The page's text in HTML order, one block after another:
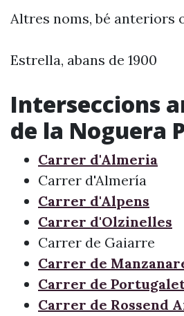
Altres noms, bé anteriors
Estrella, abans de 1900
Interseccions
de la Noguera
Carrer d'Almeria
Carrer d'Almería
Carrer d'Alpens
Carrer d'Olzinelles
Carrer de Gaiarre
Carrer de
Carrer de
Carrer de Rossend